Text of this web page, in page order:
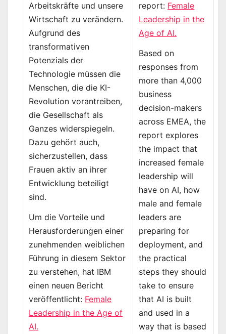
Arbeitskräfte und unsere
Wirtschaft zu verändern.
Aufgrund des
transformativen
Potenzials der
Technologie müssen die
Menschen, die die KI-
Revolution vorantreiben,
die Gesellschaft als
Ganzes widerspiegeln.
Dazu gehört auch,
sicherzustellen, dass
Frauen aktiv an ihrer
Entwicklung beteiligt
sind.
Um die Vorteile und
Herausforderungen einer
zunehmenden weiblichen
Führung in diesem Sektor
zu verstehen, hat IBM
einen neuen Bericht
veröffentlicht: Female
Leadership in the Age of
AI.
report: Female
Leadership in the
Age of AI.
Based on
responses from
more than 4,000
business
decision-makers
across EMEA, the
report explores
the impact that
increased female
leadership will
have on AI, how
male and female
leaders are
preparing for
deployment, and
the practical
steps they should
take to ensure
that AI is built
and used in a
way that is based